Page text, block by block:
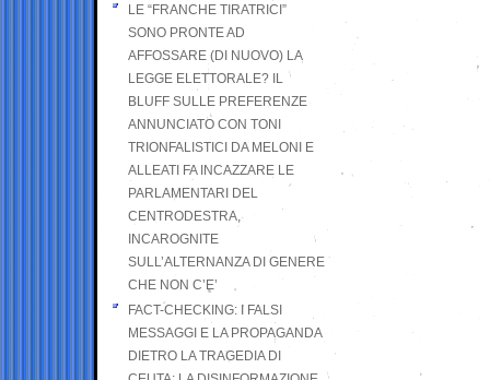
LE “FRANCHE TIRATRICI”
SONO PRONTE AD
AFFOSSARE (DI NUOVO) LA
LEGGE ELETTORALE? IL
BLUFF SULLE PREFERENZE
ANNUNCIATO CON TONI
TRIONFALISTICI DA MELONI E
ALLEATI FA INCAZZARE LE
PARLAMENTARI DEL
CENTRODESTRA,
INCAROGNITE
SULL’ALTERNANZA DI GENERE
CHE NON C’E’
FACT-CHECKING: I FALSI
MESSAGGI E LA PROPAGANDA
DIETRO LA TRAGEDIA DI